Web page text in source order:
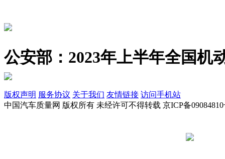
公安部：2023年上半年全国机
版权声明 服务协议 关于我们 友情链接 访问手机站
中国汽车质量网 版权所有 未经许可不得转载 京ICP备09084810